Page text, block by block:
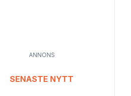
ANNONS
SENASTE NYTT